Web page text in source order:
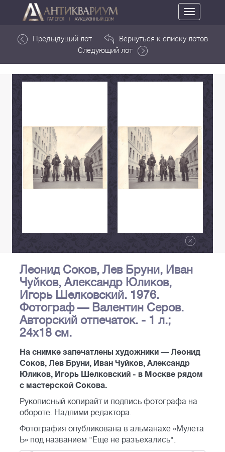
Toggle
navigation
Предыдущий лот
Вернуться к списку лотов
Следующий лот
Леонид Соков, Лев Бруни, Иван
Чуйков, Александр Юликов,
Игорь Шелковский. 1976.
Фотограф — Валентин Серов.
Авторский отпечаток. - 1 л.;
24x18 см.
На снимке запечатлены художники — Леонид
Соков, Лев Бруни, Иван Чуйков, Александр
Юликов, Игорь Шелковский - в Москве рядом
с мастерской Сокова.
Рукописный копирайт и подпись фотографа на
обороте. Надпими редактора.
Фотография опубликована в альманахе «Мулета
Ь» под названием "Еще не разъехались".